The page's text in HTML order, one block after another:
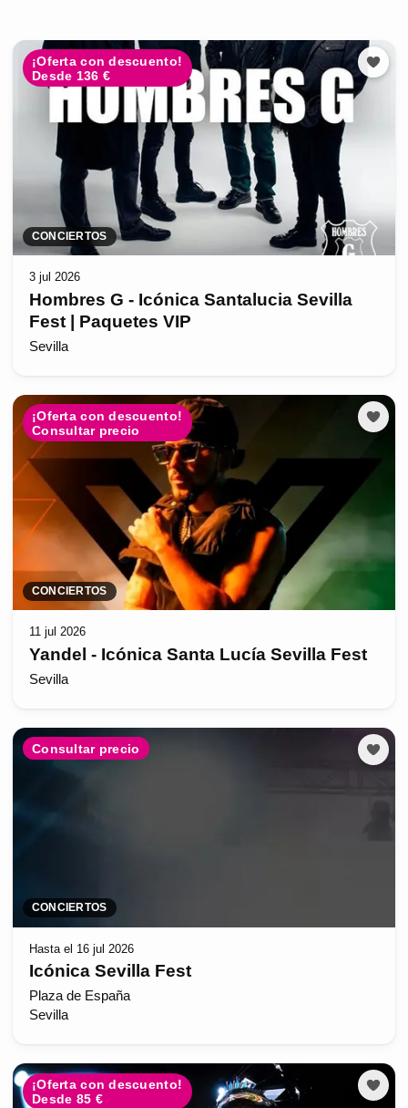
¡Oferta con descuento!
Desde 136 €
CONCIERTOS
3 jul 2026
Hombres G - Icónica Santalucia Sevilla
Fest | Paquetes VIP
Sevilla
¡Oferta con descuento!
Consultar precio
CONCIERTOS
11 jul 2026
Yandel - Icónica Santa Lucía Sevilla Fest
Sevilla
Consultar precio
CONCIERTOS
Hasta el 16 jul 2026
Icónica Sevilla Fest
Plaza de España
Sevilla
¡Oferta con descuento!
Desde 85 €